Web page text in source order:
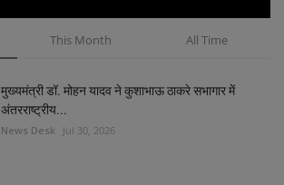
This Month All Time
मुख्यमंत्री डॉ. मोहन यादव ने कुशाभाऊ ठाकरे सभागार में
अंतरराष्ट्रीय...
News Desk Jul 30, 2026